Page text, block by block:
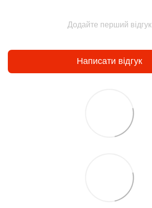
Додайте перший відгук
Написати відгук